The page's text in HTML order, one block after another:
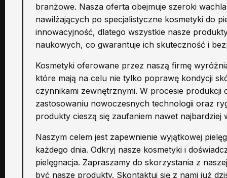
branżowe. Nasza oferta obejmuje szeroki
nawilżających po specjalistyczne kosmetyki do
innowacyjność, dlatego wszystkie nasze
naukowych, co gwarantuje ich skuteczność i
Kosmetyki oferowane przez naszą firmę
które mają na celu nie tylko poprawę kondycji
czynnikami zewnętrznymi. W procesie produkcji
zastosowaniu nowoczesnych technologii oraz
produkty cieszą się zaufaniem nawet najbardziej
Naszym celem jest zapewnienie wyjątkowej
każdego dnia. Odkryj nasze kosmetyki i
pielęgnacja. Zapraszamy do skorzystania z
być nasze produkty. Skontaktuj się z nami już